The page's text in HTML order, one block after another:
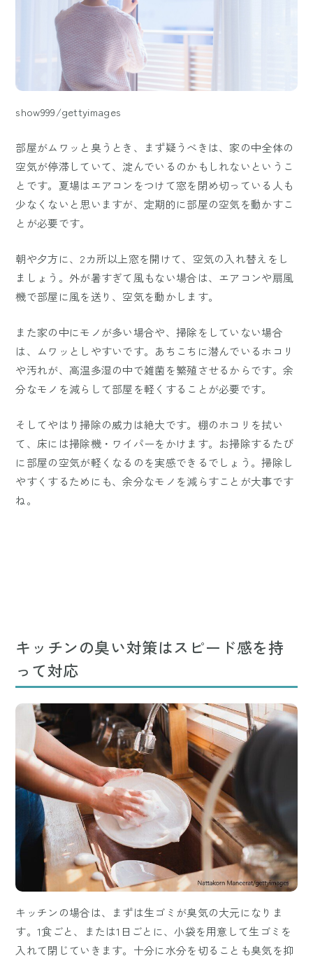
show999/gettyimages
部屋がムワッと臭うとき、まず疑うべきは、家の中全体の
空気が停滞していて、淀んでいるのかもしれないというこ
とです。夏場はエアコンをつけて窓を閉め切っている人も
少なくないと思いますが、定期的に部屋の空気を動かすこ
とが必要です。
朝や夕方に、2カ所以上窓を開けて、空気の入れ替えをし
ましょう。外が暑すぎて風もない場合は、エアコンや扇風
機で部屋に風を送り、空気を動かします。
また家の中にモノが多い場合や、掃除をしていない場合
は、ムワッとしやすいです。あちこちに潜んでいるホコリ
や汚れが、高温多湿の中で雑菌を繁殖させるからです。余
分なモノを減らして部屋を軽くすることが必要です。
そしてやはり掃除の威力は絶大です。棚のホコリを拭い
て、床には掃除機・ワイパーをかけます。お掃除するたび
に部屋の空気が軽くなるのを実感できるでしょう。掃除し
やすくするためにも、余分なモノを減らすことが大事です
ね。
キッチンの臭い対策はスピード感を持
って対応
キッチンの場合は、まずは生ゴミが臭気の大元になりま
す。1食ごと、または1日ごとに、小袋を用意して生ゴミを
入れて閉じていきます。十分に水分を切ることも臭気を抑